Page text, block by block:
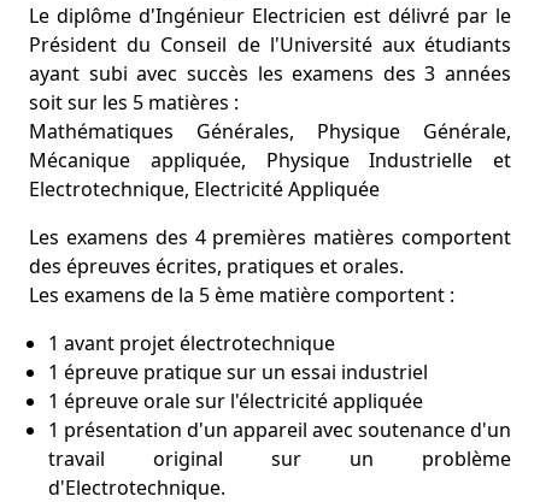
Le diplôme d'Ingénieur Electricien est délivré par le
Président du Conseil de l'Université aux étudiants
ayant subi avec succès les examens des 3 années
soit sur les 5 matières :
Mathématiques Générales, Physique Générale,
Mécanique appliquée, Physique Industrielle et
Electrotechnique, Electricité Appliquée
Les examens des 4 premières matières comportent
des épreuves écrites, pratiques et orales.
Les examens de la 5 ème matière comportent :
1 avant projet électrotechnique
1 épreuve pratique sur un essai industriel
1 épreuve orale sur l'électricité appliquée
1 présentation d'un appareil avec soutenance d'un
travail original sur un problème
d'Electrotechnique.